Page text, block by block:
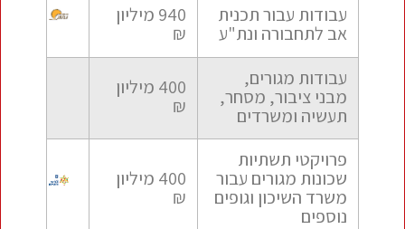
עבודות עבור תכנית
אב לתחבורה ונת"ע
940 מיליון
₪
עבודות מגורים,
מבני ציבור, מסחר,
תעשיה ומשרדים
400 מיליון
₪
פרויקטי תשתיות
שכונות מגורים עבור
משרד השיכון וגופים
נוספים
400 מיליון
₪